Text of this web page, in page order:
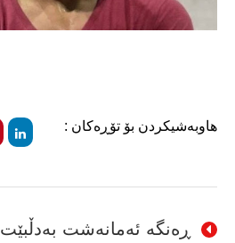
هاوبەشیکردن بۆ تۆڕەکان :
ڕەنگە ئەمانەشت بەدڵبێت